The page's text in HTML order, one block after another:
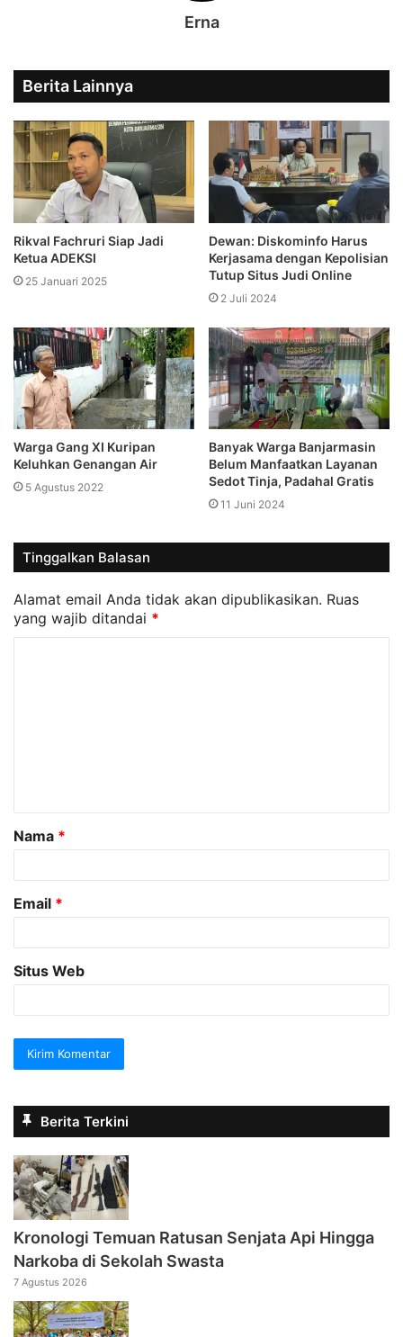
Erna
Berita Lainnya
Rikval Fachruri Siap Jadi
Ketua ADEKSI
25 Januari 2025
Dewan: Diskominfo Harus
Kerjasama dengan Kepolisian
Tutup Situs Judi Online
2 Juli 2024
Warga Gang XI Kuripan
Keluhkan Genangan Air
5 Agustus 2022
Banyak Warga Banjarmasin
Belum Manfaatkan Layanan
Sedot Tinja, Padahal Gratis
11 Juni 2024
Tinggalkan Balasan
Alamat email Anda tidak akan dipublikasikan. Ruas
yang wajib ditandai *
a
r
Nama *
Email *
Situs Web
Berita Terkini
Kronologi Temuan Ratusan Senjata Api Hingga
Narkoba di Sekolah Swasta
7 Agustus 2026